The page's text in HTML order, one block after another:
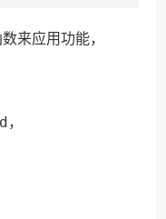
数来应用功能，
，